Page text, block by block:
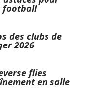
football
des clubs de
2026
flies
en salle